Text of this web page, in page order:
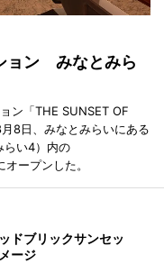
ョン みなとみら
ン「THE SUNSET OF
8日、みなとみらいにある
らい4）内の
ープンした。
ドブリックサンセッ
ージ